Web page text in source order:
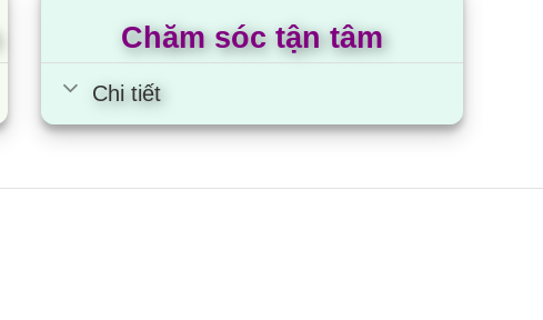
inch FHD LED Google
Chăm sóc tận tâm
Chi tiết